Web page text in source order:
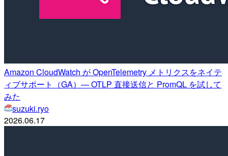
Amazon CloudWatch が OpenTelemetry メトリクスをネイテ
ィブサポート（GA）— OTLP 直接送信と PromQL を試して
みた
suzuki.ryo
2026.06.17